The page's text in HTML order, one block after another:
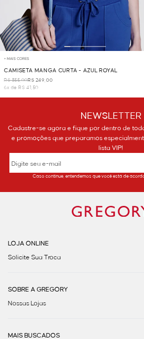
+ MAIS CORES
CAMISETA MANGA CURTA - AZUL ROYAL
R$ 355,00R$ 249,00
6x de R$ 41,50
NEWSLETTER
Cadastre-se agora e fique por dentro de
e promoções que preparamos
lista VIP!
Caso continue, entendemos que você está de
LOJA ONLINE
Solicite Sua Troca
SOBRE A GREGORY
Nossas Lojas
MAIS BUSCADOS